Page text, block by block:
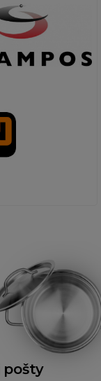
pošty